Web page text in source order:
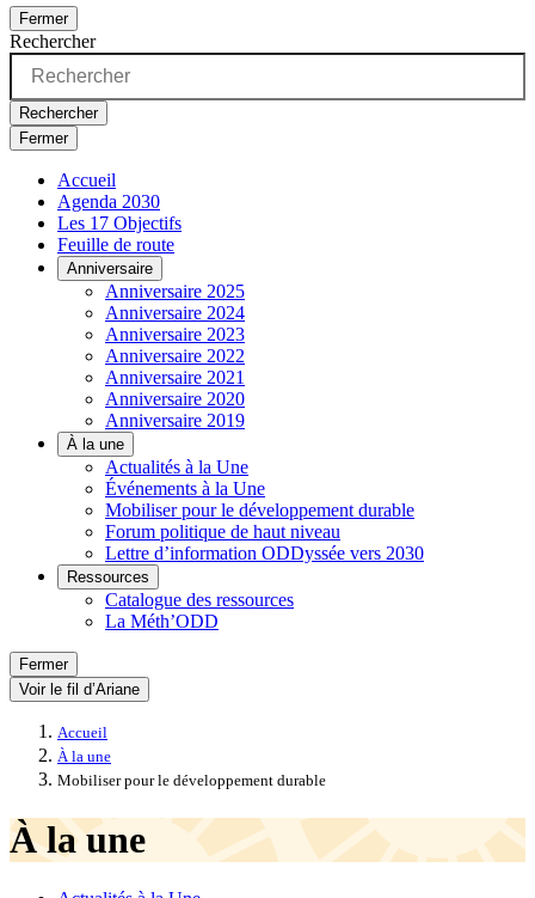
Fermer
Rechercher
Rechercher
Fermer
Accueil
Agenda 2030
Les 17 Objectifs
Feuille de route
Anniversaire
Anniversaire 2025
Anniversaire 2024
Anniversaire 2023
Anniversaire 2022
Anniversaire 2021
Anniversaire 2020
Anniversaire 2019
À la une
Actualités à la Une
Événements à la Une
Mobiliser pour le développement durable
Forum politique de haut niveau
Lettre d’information ODDyssée vers 2030
Ressources
Catalogue des ressources
La Méth’ODD
Fermer
Voir le fil d’Ariane
Accueil
À la une
Mobiliser pour le développement durable
À la une